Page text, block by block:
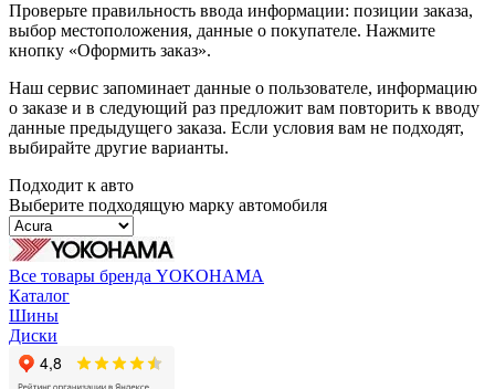
Проверьте правильность ввода информации: позиции заказа,
выбор местоположения, данные о покупателе. Нажмите
кнопку «Оформить заказ».
Наш сервис запоминает данные о пользователе, информацию
о заказе и в следующий раз предложит вам повторить к вводу
данные предыдущего заказа. Если условия вам не подходят,
выбирайте другие варианты.
Подходит к авто
Выберите подходящую марку автомобиля
Все товары бренда YOKOHAMA
Каталог
Шины
Диски